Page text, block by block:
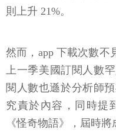
則上升 21%。
然而，app 下載次數不
上一季美國訂閱人數
閱人數也遜於分析師
究責於內容，同時提
《怪奇物語》，屆時將